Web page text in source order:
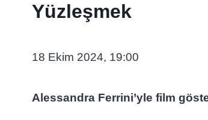
Yüzleşmek
18 Ekim 2024, 19:00
Alessandra Ferrini’yle film